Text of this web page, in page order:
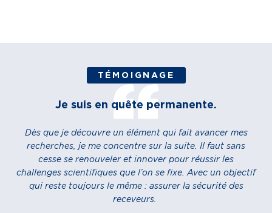
TÉMOIGNAGE
Je suis en quête permanente.
Dès que je découvre un élément qui fait avancer mes
recherches, je me concentre sur la suite. Il faut sans
cesse se renouveler et innover pour réussir les
challenges scientifiques que l’on se fixe. Avec un objectif
qui reste toujours le même : assurer la sécurité des
receveurs.